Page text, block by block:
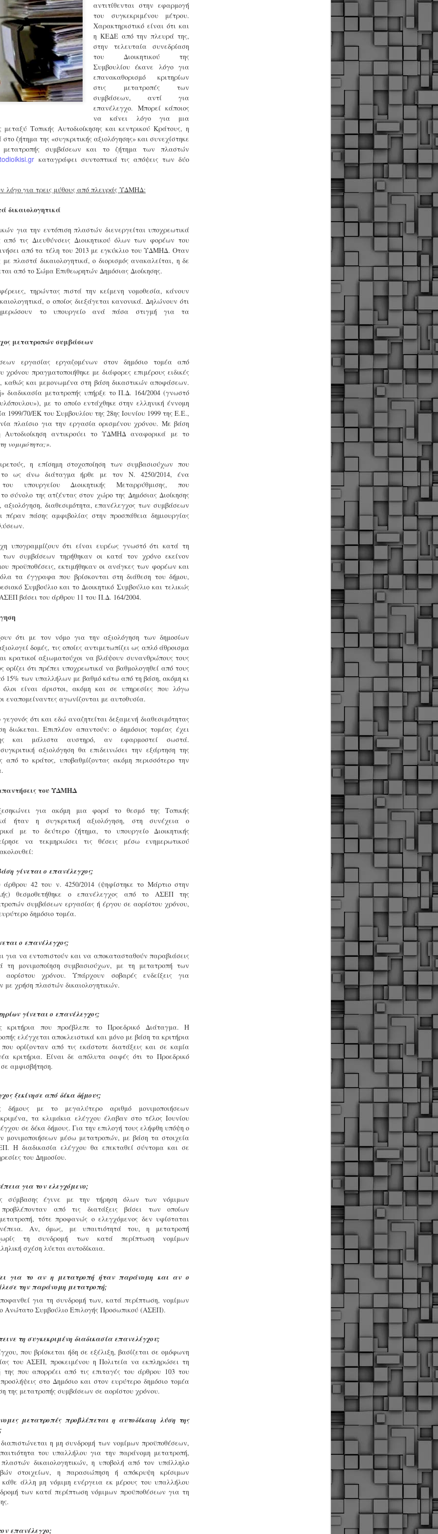
αντιτίθενται στην εφαρμογή
του συγκεκριμένου μέτρου.
Χαρακτηριστικό είναι ότι και
η ΚΕΔΕ από την πλευρά της,
στην τελευταία συνεδρίαση
του Διοικητικού της
Συμβουλίου έκανε λόγο για
επανακαθορισμό κριτηρίων
στις μετατροπές των
συμβάσεων, αντί για
επανέλεγχο. Μπορεί κάποιος
να κάνει λόγο για μια
Τοπικής Αυτοδιοίκησης και κεντρικού Κράτους, η
ζήτημα της «συγκριτικής αξιολόγησης» και συνεχίστηκε
συμβάσεων και το ζήτημα των πλαστών
καταγράφει συντοπτικά τις απόψεις των δύο
λόγο για τρεις μύθους από πλευράς ΥΔΜΗΔ:
δικαιολογητικά
για την εντόπιση πλαστών διενεργείται υποχρεωτικά
από τις Διευθύνσεις Διοικητικού όλων των φορέων του
από τα τέλη του 2013 με εγκύκλιο του ΥΔΜΗΔ. Οταν
με πλαστά δικαιολογητικά, ο διορισμός ανακαλείται, η δε
από το Σώμα Επιθεωρητών Δημόσιας Διοίκησης.
τηρώντας πιστά την κείμενη νομοθεσία, κάνουν
ο οποίος διεξάγεται κανονικά. Δηλώνουν ότι
το υπουργείο ανά πάσα στιγμή για τα
μετατροπών συμβάσεων
εργασίας εργαζομένων στον δημόσιο τομέα από
χρόνου πραγματοποιήθηκε με διάφορες επιμέρους ειδικές
καθώς και μεμονωμένα στη βάση δικαστικών αποφάσεων.
διαδικασία μετατροπής υπήρξε το Π.Δ. 164/2004 (γνωστό
με το οποίο εντάχθηκε στην ελληνική έννομη
1999/70/ΕΚ του Συμβουλίου της 28ης Ιουνίου 1999 της Ε.Ε.,
πλαίσιο για την εργασία ορισμένου χρόνου. Με βάση
αντικρούει το ΥΔΜΗΔ αναφορικά με το
νομιμότητα;».
η επίσημη στοχοποίηση των συμβασιούχων που
το ως άνω διάταγμα ήρθε με τον Ν. 4250/2014, ένα
του υπουργείου Διοικητικής Μεταρρύθμισης, που
σύνολο της ατζέντας στον χώρο της Δημόσιας Διοίκησης
διαθεσιμότητα, επανέλεγχος των συμβάσεων
πέραν πάσης αμφιβολίας στην προσπάθεια δημιουργίας
υπογραμμίζουν ότι είναι ευρέως γνωστό ότι κατά τη
των συμβάσεων τηρήθηκαν οι κατά τον χρόνο εκείνον
προϋποθέσεις, εκτιμήθηκαν οι ανάγκες των φορέων και
τα έγγραφα που βρίσκονται στη διάθεση του δήμου,
Συμβούλιο και το Διοικητικό Συμβούλιο και τελικώς
βάσει του άρθρου 11 του Π.Δ. 164/2004.
ότι με τον νόμο για την αξιολόγηση των δημοσίων
δομές, τις οποίες αντιμετωπίζει ως απλό άθροισμα
κρατικοί αξιωματούχοι να βλάψουν συνανθρώπους τους
ορίζει ότι πρέπει υποχρεωτικά να βαθμολογηθεί από τους
15% των υπαλλήλων με βαθμό κάτω από τη βάση, ακόμη κι
είναι άριστοι, ακόμη και σε υπηρεσίες που λόγω
εναπομείναντες αγωνίζονται με αυτοθυσία.
ότι και εδώ αναζητείται δεξαμενή διαθεσιμότητας
διώκεται. Επιπλέον απαντούν: o δημόσιος τομέας έχει
και μάλιστα αυστηρό, αν εφαρμοστεί σωστά.
αξιολόγηση θα επιδεινώσει την εξάρτηση της
από το κράτος, υποβαθμίζοντας ακόμη περισσότερο την
του ΥΔΜΗΔ
για ακόμη μια φορά το θεσμό της Τοπικής
ήταν η συγκριτική αξιολόγηση, στη συνέχεια ο
με το δεύτερο ζήτημα, το υπουργείο Διοικητικής
να τεκμηριώσει τις θέσεις μέσω ενημερωτικού
γίνεται ο επανέλεγχος;
άρθρου 42 του ν. 4250/2014 (ψηφίστηκε το Μάρτιο στην
θεσμοθετήθηκε ο επανέλεγχος από το ΑΣΕΠ της
συμβάσεων εργασίας ή έργου σε αορίστου χρόνου,
δημόσιο τομέα.
ο επανέλεγχος;
για να εντοπιστούν και να αποκατασταθούν παραβιάσεις
τη μονιμοποίηση συμβασιούχων, με τη μετατροπή των
χρόνου. Υπάρχουν σοβαρές ενδείξεις για
με χρήση πλαστών δικαιολογητικών.
γίνεται ο επανέλεγχος;
που προέβλεπε το Προεδρικό Διάταγμα. Η
ελέγχεται αποκλειστικά και μόνο με βάση τα κριτήρια
που ορίζονταν από τις εκάστοτε διατάξεις και σε καμία
κριτήρια. Είναι δε απόλυτα σαφές ότι το Προεδρικό
αμφισβήτηση.
ξεκίνησε από δέκα δήμους;
δήμους με το μεγαλύτερο αριθμό μονιμοποιήσεων
τα κλιμάκια ελέγχου έλαβαν στο τέλος Ιουνίου
σε δέκα δήμους. Για την επιλογή τους ελήφθη υπόψη ο
μονιμοποιήσεων μέσω μετατροπών, με βάση τα στοιχεία
Η διαδικασία ελέγχου θα επεκταθεί σύντομα και σε
του Δημοσίου.
για τον ελεγχόμενο;
σύμβασης έγινε με την τήρηση όλων των νόμιμων
από τις διατάξεις βάσει των οποίων
τότε προφανώς ο ελεγχόμενος δεν υφίσταται
Αν, όμως, με υπαιτιότητά του, η μετατροπή
χωρίς τη συνδρομή των κατά περίπτωση νομίμων
σχέση λύεται αυτοδίκαια.
για το αν η μετατροπή ήταν παράνομη και αν ο
την παράνομη μετατροπή;
για τη συνδρομή των, κατά περίπτωση, νομίμων
Ανώτατο Συμβούλιο Επιλογής Προσωπικού (ΑΣΕΠ).
τη συγκεκριμένη διαδικασία επανελέγχου;
που βρίσκεται ήδη σε εξέλιξη, βασίζεται σε ομόφωνη
του ΑΣΕΠ, προκειμένου η Πολιτεία να εκπληρώσει τη
της που απορρέει από τις επιταγές του άρθρου 103 του
στο Δημόσιο και στον ευρύτερο δημόσιο τομέα
της μετατροπής συμβάσεων σε αορίστου χρόνου.
μετατροπές προβλέπεται η αυτοδίκαιη λύση της
η μη συνδρομή των νομίμων προϋποθέσεων,
του υπαλλήλου για την παράνομη μετατροπή,
δικαιολογητικών, η υποβολή από τον υπάλληλο
στοιχείων, η παρασιώπηση ή απόκρυψη κρίσιμων
κάθε άλλη μη νόμιμη ενέργεια εκ μέρους του υπαλλήλου
των κατά περίπτωση νόμιμων προϋποθέσεων για τη
επανέλεγχο;
εκπαιδευμένους δημοτικούς αστυνομικούς, οι οποίοι έχουν
ήδη ολοκληρώσει την προβλεπόμενη εκπαίδευσή τους και
είναι έτοιμοι να αναλάβουν καθήκοντα.
Στο πλαίσιο της προετοιμασίας, ο Δήμος παρέλαβε τρία
ολοκαίνουργια σκούτερ, τα οποία θα χρησιμοποιούνται για
τις περιπολίες και τις καθημερινές μετακινήσεις των
στελεχών της υπηρεσίας.
JUN
Απολογισμός των
ζώων συντροφιάς τον
Μάιο από τη Δημοτική
Αστυνομία
Θεσσαλονίκης
Τον απολογισμό των δράσεων
της για την προστασία των
Μάιο 2026 παρουσιάζει η
Δημοτική Αστυνομία
Θεσσαλονίκης.
πραγματοποιήθηκαν έλεγχοι
από αμιγή κλιμάκια
Αστυνομίας), καθώς και από
μικτά κλιμάκια σε
συνεργασία με την Ελληνική
Αστυνομία (ΕΛ.ΑΣ.). Στόχος
των ελέγχων ήταν η τήρηση
των κανόνων ευζωίας των
ζώων και η τήρηση των
υποχρεώσεων των ιδιοκτητών,
σύμφωνα με τις διατάξεις του
Ν. 4830/2021.
κατά την διάρκεια
ελέγχων τήρησης
νομοθεσίας για τα
δεσποζόμενα ζώα
συντροφιάς στο Πεδίον
του Άρεως
του Άρεως κατά τη διάρκεια
ελέγχων που
πραγματοποιούσε η Δημοτική
Αστυνομία για την τήρηση των
(microchip) και η κατοχή των
απαραίτητων εγγράφων.
Το περιστατικό σημειώθηκε
όταν δημοτικοί αστυνομικοί
προχώρησαν σε έλεγχο
σκύλου που συνόδευε μία
γυναίκα. Η ιδιοκτήτρια
φέρεται να αντέδρασε
δημιουργηθεί ένταση στο
σημείο.
Γρεβενά - Τμήμα Δοκίμων Αστυφυλάκων:
Εκπαιδευόμενοι Δημοτικοί Αστυνομικοί έκαναν χρήση
κάνναβης στην αυλή της σχολής
Τετάρτης 6 Μαΐου οι αστυνομικοί στα Γρεβενά.
με τις Αρχές, οι δύο άνδρες εντοπίστηκαν από
του Τμήματος Δοκίμων Αστυφυλάκων Γρεβενών στον
χώρο της σχολής, τη στιγμή που έκαναν χρήση
τον έλεγχο που ακολούθησε, στην κατοχή του 33χρονου
και κατασχέθηκε συσκευασία με ακατέργαστη
συνολικού μικτού βάρους 17,07 γραμμαρίων.
8
Δήμαρχος Σερρών: «Εκφράζω τη βαθιά μου
αναγνώριση και τις θερμές μου ευχαριστίες στη
Δημοτική Αστυνομία Σερρών»
στόχο μία πόλη χωρίς αποκλεισμούς ο Δήμος Σερρών
κατά 1,36% τις θέσεις στάθμευσης για άτομα με
Δεκαεπτά εγκαταλελειμμένα οχήματα
μέσα σε τρεις μήνες από τους δρόμους.
σταθερά βήματα και προσήλωση στο όραμα για μια πόλη
ανθρώπινη, λειτουργική και δίκαιη, ο Δήμος Σερρών
την υλοποίηση του Σχεδίου Βιώσιμης Αστικής
(ΣΒΑΚ).
Δημοτική Αστυνομία Σερρών : Αυτόφορη διαδικασία
και Διοικητικό πρόστιμο 3.000€ σε πολίτη για
Αστυνομία και Τμήμα Πρασίνου του Δήμου Σερρών
από καταγγελία εντόπισαν άνδρα να κόβει παράνομα
στην Καλλιθέα
αποφασιστικότητα και άμεσα αντανακλαστικά
οι υπηρεσίες του Δήμου Σερρών, βάζοντας
σε περιστατικό καταστροφής αστικού πρασίνου.
καταγγελίας, πραγματοποιήθηκε συντονισμένη
το Τμήμα Πρασίνου του Δήμου Σερρών.
αναφορικά με το πρόγραμμα εισαγωγικής
εκπαίδευσης των διορισθέντος Δημοτικών
Αστυνομικών της προκήρυξης 1K/2024» - Στα
τμήματα δοκιμων Αστυφυλάκων Νάουσας, Γρεβενων
και Μουζακίου το 2ο μέρος της Θεωρητικής
εκπαίδευσης 4/5 - 31/5
έκδοση εγκυκλιου οδηγιών σχετικά με το χρονοδιάγραμμα
(θεωρητικής και πρακτικής) των νεοδιορισθέντων
Δυναμικού Δημοτικής Αστυνομίας, της Δ/νσης
Τοπ. Αυτοδιοίκησης, της Γενικής Γραμματείας
Διοίκησης του Υπ. Εσωτερικών.
27
Δημοσιέυθηκε στο ΦΕΚ Β' 1682/26-03-2026 η
Απόφαση 16458 με θέμα;: «Εισαγωγική Εκπαίδευση -
Επιμόρφωση του ειδικού ένστολου προσωπικού της
δημοτικής αστυνομίας»
στο ΦΕΚ Β' 1682/26-03-2026 η Aπόφαση 16458 με
προσωπικού της δημοτικής αστυνομίας».
Φωτορεπορτάζ από τις ορκωμοσίες των
οι ορκωμοσίες των νέων Δημοτικών Αστυνομικών
δήμους της χώρας. Το Dimastin, αναζητεί σχετικό
υλικό στο διαδίκτυο και σας το παρουσιάζει σε
την ανάρτηση. Επίσης, σας καλούμε, αν διαπιστώσετε ότι
έχουν "ξεφύγει" ορκωμοσίες, μπορείτε να στέλνετε το
Θεσσαλονίκη: Ορκίστηκαν οι 75 νέοι δημοτικοί
αστυνομικοί – Τι τους ζήτησε ο Αγγελούδης
Ενισχύεται το έργο της δημοτικής αστυνομίας στο δήμο
καθώς το πρωί της Τετάρτης 18 Μαρτίου
αυτούς, σε λίγους μήνες αποκτά ένα ισχυρό σώμα η
αστυνομία. Θα είναι πιο κοντά στον πολίτη. Είχα την
να είμαι σήμερα στην ορκωμοσία τους.
Ξεκίνησαν εδώ και μια εβδομάδα οι αφίξεις των
Φωτογραφικό ρεπορτάζ
μέρες ζει ο "οργανισμός" της Δημοτικής Αστυνομίας!
θυμίσουμε ότι κανονικές προσλήψεις στην Δημοτική
έχουν να γίνουν από το 2010. Δεκαέξι ολόκληρα
Και βέβαια, ακόμη και με αυτές τις προσλήψεις, δεν
ούτε τα 2/3 των Δημοτικών Αστυνομικών που
το 2013 προ της κατάργησης της υπηρεσίας με
Δημοτική Αστυνομία Θεσσαλονίκης: Διμηνιαίος
απολογισμός ελέγχων τήρησης νομοθεσίας
δεσποζόμενων Ζώων συντροφιάς
απολογισμό των δράσεων ελέγχου για τα ζώα συντροφιάς
το δίμηνο Ιανουαρίου – Φεβρουαρίου 2026 παρουσιάζει η
Αστυνομία Θεσσαλονίκης, με στόχο την προστασία των
και την ομαλή συμβίωση στην πόλη.
και 14ου μισθού για τους δημοσίους υπαλλήλους
Με την απόφαση αυτή, το ΣτΕ απορρίπτει οριστικά τις
της ΑΔΕΔΥ
ΣτΕ απέρριψε οριστικά την προσφυγή της ΑΔΕΔΥ και ενός
για την επαναφορά των δώρων Χριστουγέννων,
και θερινής άδειας (13ος και 14ος μισθός) στους
του δημόσιου τομέα, κλείνοντας μια μακρά
δεκαετιών που αφορούσε τις μνημονιακές περικοπές.
Παροχή οδηγιών.
κατεβάστε την πολυαναμενόμενη εγκύκλιο του Υπ.
ενημερώνει το ΣτΕ για την απόρριψη της επαναφοράς